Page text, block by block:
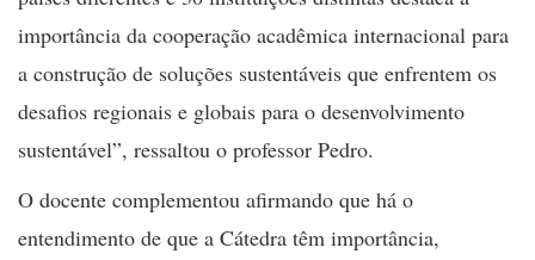
importância da cooperação acadêmica internacional para
a construção de soluções sustentáveis que enfrentem os
desafios regionais e globais para o desenvolvimento
sustentável”, ressaltou o professor Pedro.
O docente complementou afirmando que há o
entendimento de que a Cátedra têm importância,